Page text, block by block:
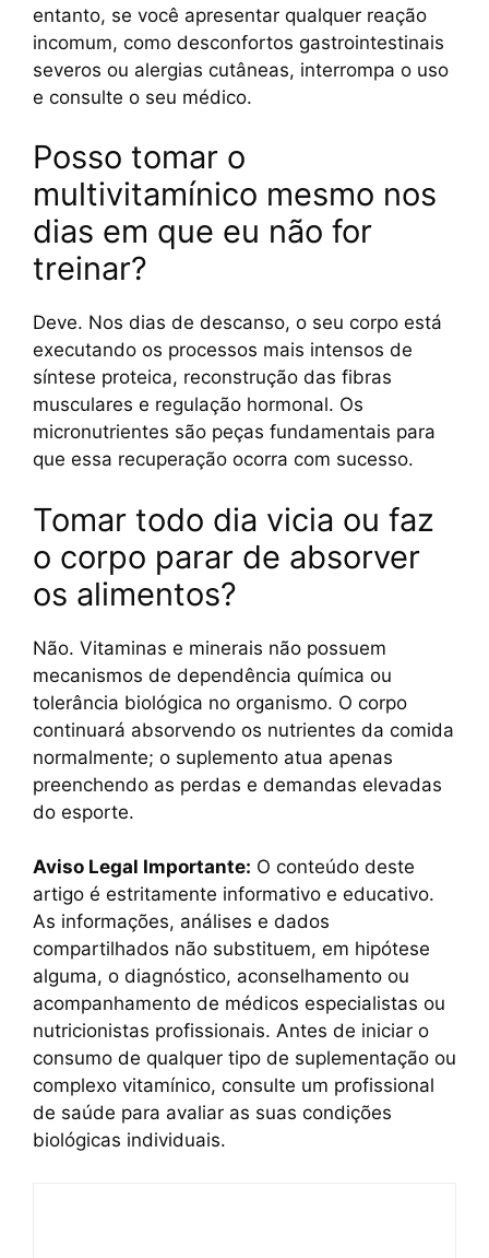
entanto, se você apresentar qualquer reação
incomum, como desconfortos gastrointestinais
severos ou alergias cutâneas, interrompa o uso
e consulte o seu médico.
Posso tomar o
multivitamínico mesmo nos
dias em que eu não for
treinar?
Deve. Nos dias de descanso, o seu corpo está
executando os processos mais intensos de
síntese proteica, reconstrução das fibras
musculares e regulação hormonal. Os
micronutrientes são peças fundamentais para
que essa recuperação ocorra com sucesso.
Tomar todo dia vicia ou faz
o corpo parar de absorver
os alimentos?
Não. Vitaminas e minerais não possuem
mecanismos de dependência química ou
tolerância biológica no organismo. O corpo
continuará absorvendo os nutrientes da comida
normalmente; o suplemento atua apenas
preenchendo as perdas e demandas elevadas
do esporte.
Aviso Legal Importante: O conteúdo deste
artigo é estritamente informativo e educativo.
As informações, análises e dados
compartilhados não substituem, em hipótese
alguma, o diagnóstico, aconselhamento ou
acompanhamento de médicos especialistas ou
nutricionistas profissionais. Antes de iniciar o
consumo de qualquer tipo de suplementação ou
complexo vitamínico, consulte um profissional
de saúde para avaliar as suas condições
biológicas individuais.